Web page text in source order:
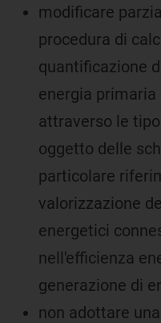
modificare
procedura di
quantificazione
energia primaria
attraverso le
oggetto delle
particolare
valorizzazione
energetici
nell'efficienza
generazione di
non adottare